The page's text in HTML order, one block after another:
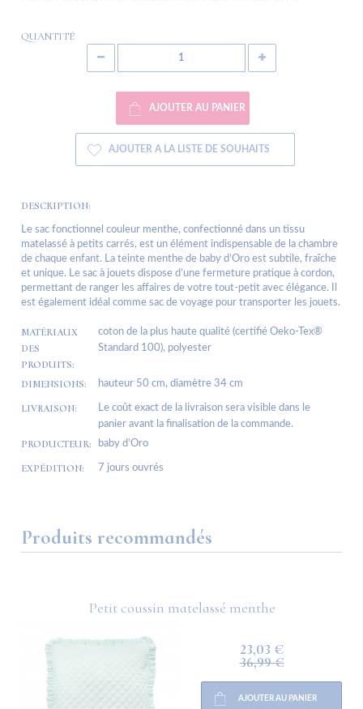
QUANTITÉ
AJOUTER AU PANIER
AJOUTER A LA LISTE DE SOUHAITS
DESCRIPTION:
Le sac fonctionnel couleur menthe, confectionné dans un tissu
matelassé à petits carrés, est un élément indispensable de la chambre
de chaque enfant. La teinte menthe de baby d’Oro est subtile, fraîche
et unique. Le sac à jouets dispose d’une fermeture pratique à cordon,
permettant de ranger les affaires de votre tout-petit avec élégance. Il
est également idéal comme sac de voyage pour transporter les jouets.
MATÉRIAUX
DES
PRODUITS:
coton de la plus haute qualité (certifié Oeko-Tex®
Standard 100), polyester
DIMENSIONS: hauteur 50 cm, diamètre 34 cm
LIVRAISON:
Le coût exact de la livraison sera visible dans le
panier avant la finalisation de la commande.
PRODUCTEUR: baby d’Oro
EXPÉDITION: 7 jours ouvrés
Produits recommandés
Petit coussin matelassé menthe
23,03 €
36,99 €
AJOUTER AU PANIER